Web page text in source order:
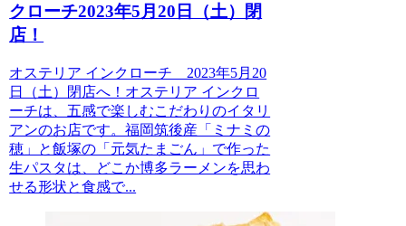
クローチ2023年5月20日（土）閉
店！
オステリア インクローチ 2023年5月20
日（土）閉店へ！オステリア インクロ
ーチは、五感で楽しむこだわりのイタリ
アンのお店です。福岡筑後産「ミナミの
穂」と飯塚の「元気たまごん」で作った
生パスタは、どこか博多ラーメンを思わ
せる形状と食感で...